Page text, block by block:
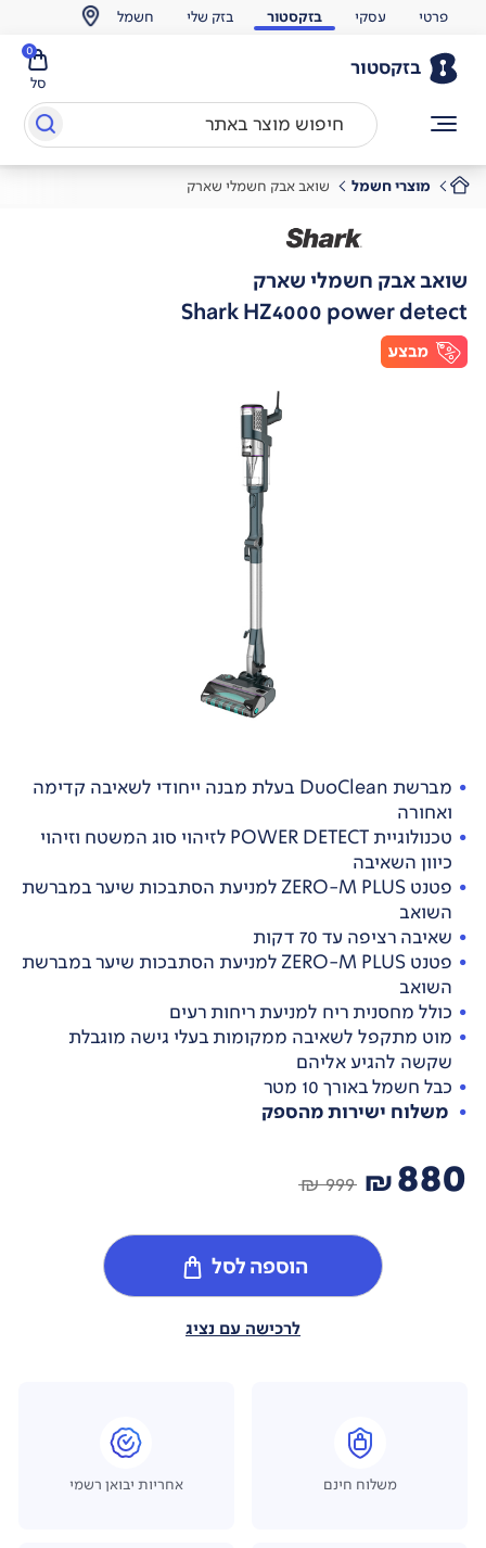
פרטי עסקי בזקסטור בזק שלי חשמל
בזקסטור
סל
0
מוצרי חשמל שואב אבק חשמלי שארק
שואב אבק חשמלי שארק
Shark HZ4000 power detect
מברשת DuoClean בעלת מבנה ייחודי לשאיבה קדימה
ואחורה
טכנולוגיית POWER DETECT לזיהוי סוג המשטח וזיהוי
כיוון השאיבה
פטנט ZERO-M PLUS למניעת הסתבכות שיער במברשת
השואב
שאיבה רציפה עד 70 דקות
פטנט ZERO-M PLUS למניעת הסתבכות שיער במברשת
השואב
כולל מחסנית ריח למניעת ריחות רעים
מוט מתקפל לשאיבה ממקומות בעלי גישה מוגבלת
שקשה להגיע אליהם
כבל חשמל באורך 10 מטר
משלוח ישירות מהספק
880
₪
999 ₪
הוספה לסל
לרכישה עם נציג
משלוח חינם אחריות יבואן רשמי